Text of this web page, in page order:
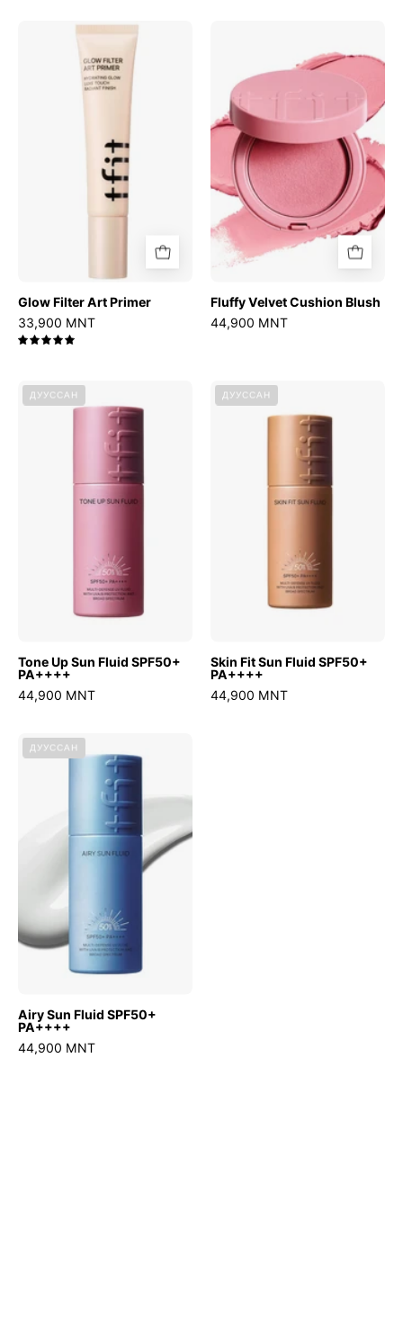
Glow
Filter
Art
Glow Filter Art Primer
33,900 MNT
5.0
Velvet
Cushion
Blush
Fluffy Velvet Cushion Blush
44,900 MNT
Up
Sun
Fluid
SPF50+
PA++++
ДУУССАН
Tone Up Sun Fluid SPF50+
PA++++
44,900 MNT
Fit
Sun
Fluid
SPF50+
PA++++
ДУУССАН
Skin Fit Sun Fluid SPF50+
PA++++
44,900 MNT
Sun
Fluid
SPF50+
PA++++
ДУУССАН
Airy Sun Fluid SPF50+
PA++++
44,900 MNT